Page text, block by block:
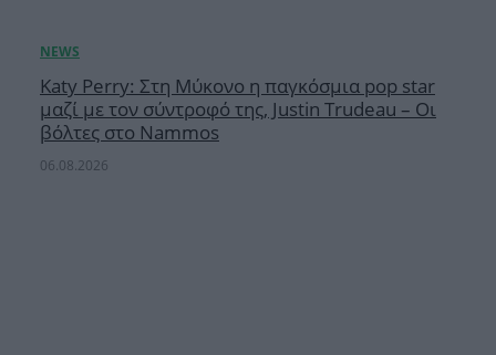
Katy Perry: Στη Μύκονο η παγκόσμια pop star
μαζί με τον σύντροφό της, Justin Trudeau – Οι
βόλτες στο Nammos
06.08.2026